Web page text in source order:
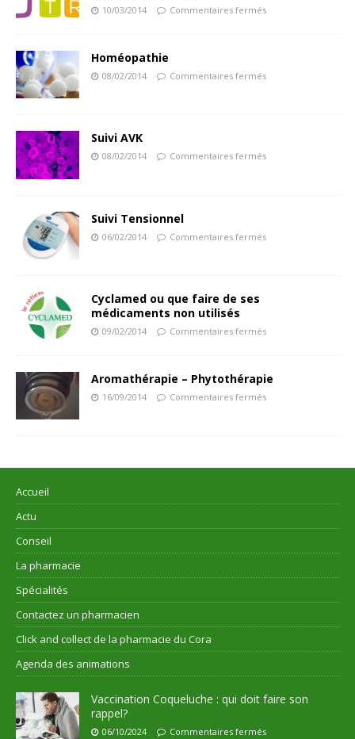
10/03/2014 Commentaires fermés
Homéopathie
08/02/2014 Commentaires fermés
Suivi AVK
08/02/2014 Commentaires fermés
Suivi Tensionnel
06/02/2014 Commentaires fermés
Cyclamed ou que faire de ses
médicaments non utilisés
09/02/2014 Commentaires fermés
Aromathérapie – Phytothérapie
16/09/2014 Commentaires fermés
Accueil
Actu
Conseil
La pharmacie
Spécialités
Contactez un pharmacien
Click and collect de la pharmacie du Cora
Agenda des animations
Vaccination Coqueluche : qui doit faire son
rappel?
06/10/2024 Commentaires fermés